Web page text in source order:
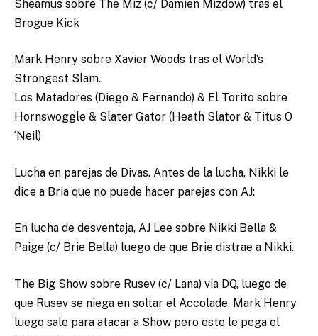
Sheamus sobre The Miz (c/ Damien Mizdow) tras el
Brogue Kick
Mark Henry sobre Xavier Woods tras el World’s
Strongest Slam.
Los Matadores (Diego & Fernando) & El Torito sobre
Hornswoggle & Slater Gator (Heath Slator & Titus O
´Neil)
Lucha en parejas de Divas. Antes de la lucha, Nikki le
dice a Bria que no puede hacer parejas con AJ:
En lucha de desventaja, AJ Lee sobre Nikki Bella &
Paige (c/ Brie Bella) luego de que Brie distrae a Nikki.
The Big Show sobre Rusev (c/ Lana) via DQ, luego de
que Rusev se niega en soltar el Accolade. Mark Henry
luego sale para atacar a Show pero este le pega el